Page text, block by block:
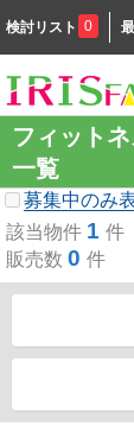
検討リスト 0
フィット
一覧
募集中のみ
該当物件 1 件
販売数 0 件